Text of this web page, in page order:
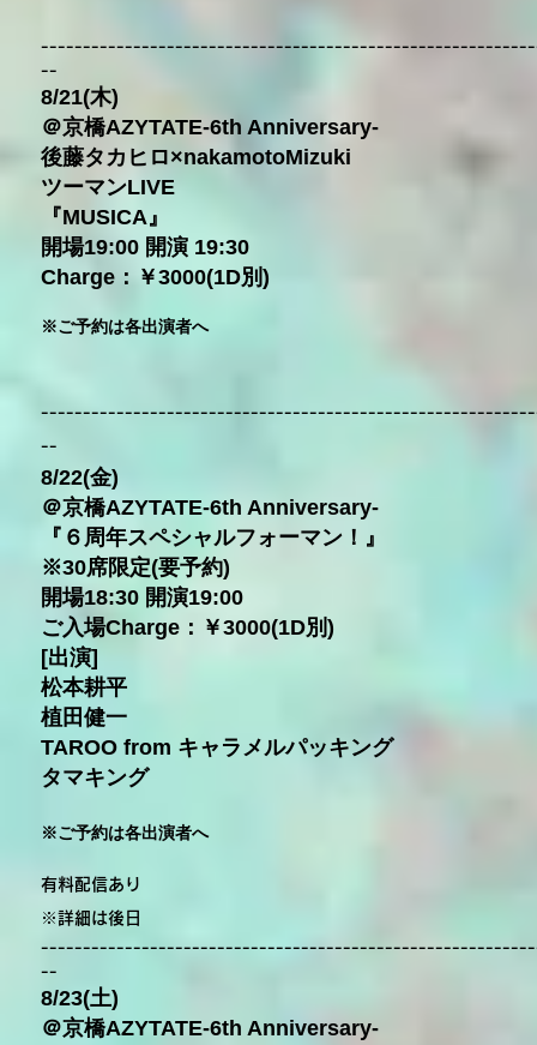
---
--
8/21(木)
＠京橋AZYTATE-6th Anniversary-
後藤タカヒロ×nakamotoMizuki
ツーマンLIVE
『MUSICA』
開場19:00 開演 19:30
Charge：￥3000(1D別)
※ご予約は各出演者へ
---
--
8/22(金)
＠京橋AZYTATE-6th Anniversary-
『６周年スペシャルフォーマン！』
※30席限定(要予約)
開場18:30 開演19:00
ご入場Charge：￥3000(1D別)
[出演]
松本耕平
植田健一
TAROO from キャラメルパッキング
タマキング
※ご予約は各出演者へ
有料配信あり
※詳細は後日
--
8/23(土)
＠京橋AZYTATE-6th Anniversary-